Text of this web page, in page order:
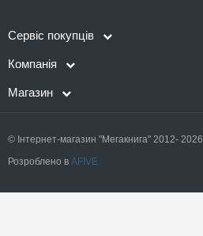
Сервіс покупців
Компанія
Магазин
© Інтернет-магазин "Мегакнига" 2012- 2026
Розроблено в AFIVE